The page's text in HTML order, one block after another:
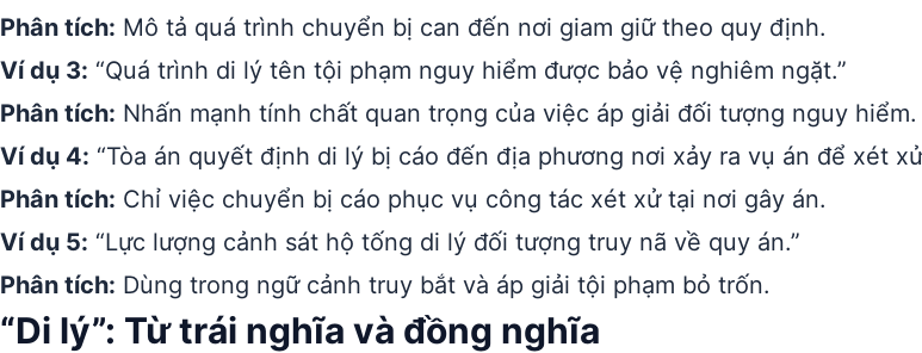
Phân tích: Mô tả quá trình chuyển bị can đến nơi giam giữ theo quy định.
Ví dụ 3: “Quá trình di lý tên tội phạm nguy hiểm được bảo vệ nghiêm ngặt.”
Phân tích: Nhấn mạnh tính chất quan trọng của việc áp giải đối tượng nguy hiểm.
Ví dụ 4: “Tòa án quyết định di lý bị cáo đến địa phương nơi xảy ra vụ án để xét
Phân tích: Chỉ việc chuyển bị cáo phục vụ công tác xét xử tại nơi gây án.
Ví dụ 5: “Lực lượng cảnh sát hộ tống di lý đối tượng truy nã về quy án.”
Phân tích: Dùng trong ngữ cảnh truy bắt và áp giải tội phạm bỏ trốn.
“Di lý”: Từ trái nghĩa và đồng nghĩa